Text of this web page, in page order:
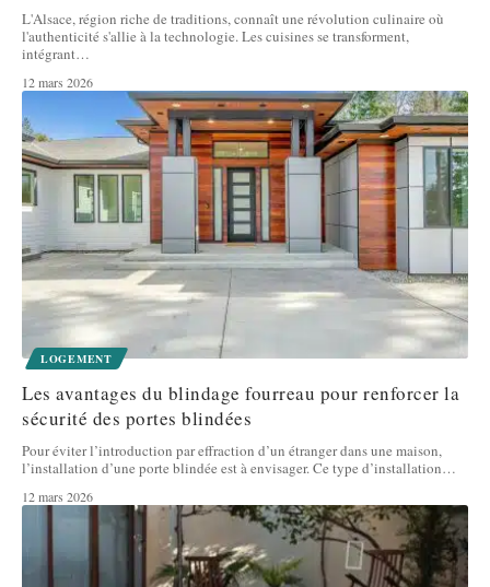
L'Alsace, région riche de traditions, connaît une révolution culinaire où
l'authenticité s'allie à la technologie. Les cuisines se transforment,
intégrant…
12 mars 2026
LOGEMENT
Les avantages du blindage fourreau pour renforcer la
sécurité des portes blindées
Pour éviter l’introduction par effraction d’un étranger dans une maison,
l’installation d’une porte blindée est à envisager. Ce type d’installation…
12 mars 2026